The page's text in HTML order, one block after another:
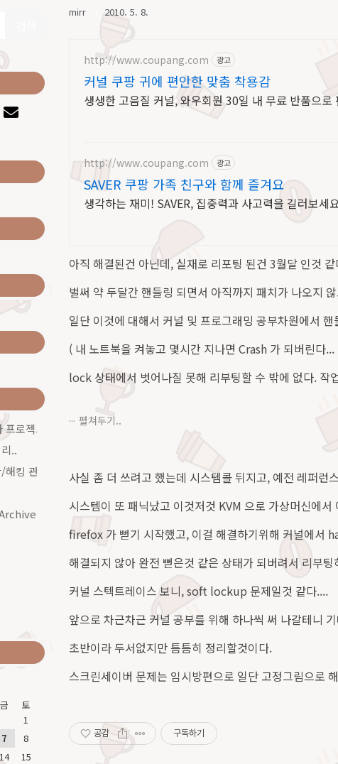
로젝트그룹
..
킹 관련 커…
금
토
1
7
8
14
15
mirr 2010. 5. 8.
http://www.coupang.com 광고
커널 쿠팡 귀에 편안한 맞춤 착용감
생생한 고음질 커널, 와우회원 30일 내 무료 반품으
http://www.coupang.com 광고
SAVER 쿠팡 가족 친구와 함께 즐겨요
생각하는 재미! SAVER, 집중력과 사고력을 길러보
아직 해결된건 아닌데, 실재로 리포팅 된건 3월달 인것
벌써 약 두달간 핸들링 되면서 아직까지 패치가 나오지
일단 이것에 대해서 커널 및 프로그래밍 공부차원에서
( 내 노트북을 켜놓고 몇시간 지나면 Crash 가 되버린다
lock 상태에서 벗어나질 못해 리부팅할 수 밖에 없다. 작
펼쳐두기..
사실 좀 더 쓰려고 했는데 시스템콜 뒤지고, 예전 레퍼런
시스템이 또 패닉났고 이것저것 KVM 으로 가상머신에
firefox 가 뻗기 시작했고, 이걸 해결하기위해 커널에
해결되지 않아 완전 뻗은것 같은 상태가 되버려서 리부
커널 스텍트레이스 보니, soft lockup 문제일것 같다....
앞으로 차근차근 커널 공부를 위해 하나씩 써 나갈테니
초반이라 두서없지만 틈틈히 정리할것이다.
스크린세이버 문제는 임시방편으로 일단 고정그림으로
공감 구독하기